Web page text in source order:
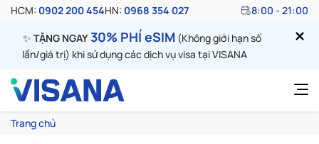
HCM: 0902 200 454HN: 0968 354 027 8:00 - 21:00
✨ TẶNG NGAY30% PHÍ eSIM (Không giới hạn số
lần/giá trị) khi sử dụng các dịch vụ visa tại VISANA
Trang chủ